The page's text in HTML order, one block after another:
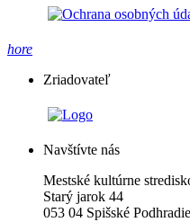
hore
Zriadovateľ
Navštívte nás
Mestské kultúrne
Starý jarok 44
053 04 Spišské Podhradie